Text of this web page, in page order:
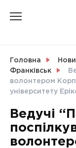
СВІТ
Головна
Франківськ
волонтером
університету
Ведучі